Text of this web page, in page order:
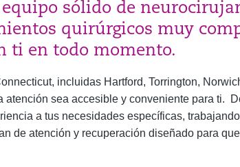
sólido de
quirúrgicos muy
ti en todo momento.
incluidas Hartford, Torrington,
sea accesible y conveniente para ti.
a tus necesidades específicas,
de atención y recuperación diseñado para